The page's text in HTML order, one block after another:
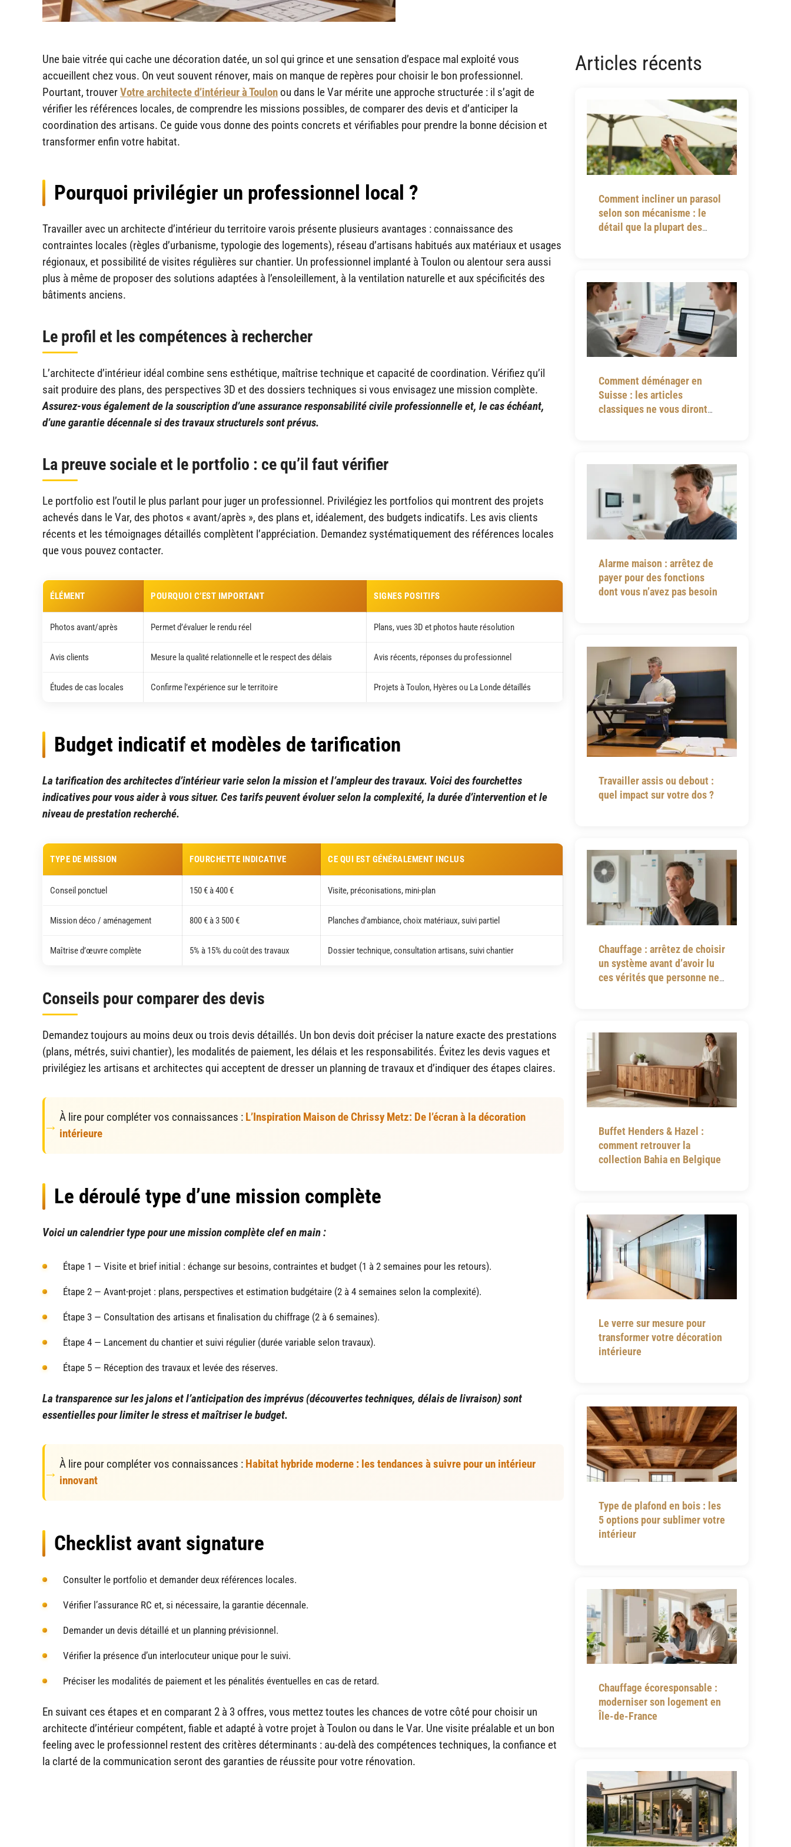
Une baie vitrée qui cache une décoration datée, un sol qui grince et une sensation d’espace mal exploité vous
accueillent chez vous. On veut souvent rénover, mais on manque de repères pour choisir le bon professionnel.
Pourtant, trouverVotre architecte d’intérieur à Toulon ou dans le Var mérite une approche structurée : il s’agit de
vérifier les références locales, de comprendre les missions possibles, de comparer des devis et d’anticiper la
coordination des artisans. Ce guide vous donne des points concrets et vérifiables pour prendre la bonne décision et
transformer enfin votre habitat.
Pourquoi privilégier un professionnel local ?
Travailler avec un architecte d’intérieur du territoire varois présente plusieurs avantages : connaissance des
contraintes locales (règles d’urbanisme, typologie des logements), réseau d’artisans habitués aux matériaux et usages
régionaux, et possibilité de visites régulières sur chantier. Un professionnel implanté à Toulon ou alentour sera aussi
plus à même de proposer des solutions adaptées à l’ensoleillement, à la ventilation naturelle et aux spécificités des
bâtiments anciens.
Le profil et les compétences à rechercher
L’architecte d’intérieur idéal combine sens esthétique, maîtrise technique et capacité de coordination. Vérifiez qu’il
sait produire des plans, des perspectives 3D et des dossiers techniques si vous envisagez une mission complète.
Assurez-vous également de la souscription d’une assurance responsabilité civile professionnelle et, le cas échéant,
d’une garantie décennale si des travaux structurels sont prévus.
La preuve sociale et le portfolio : ce qu’il faut vérifier
Le portfolio est l’outil le plus parlant pour juger un professionnel. Privilégiez les portfolios qui montrent des projets
achevés dans le Var, des photos « avant/après », des plans et, idéalement, des budgets indicatifs. Les avis clients
récents et les témoignages détaillés complètent l’appréciation. Demandez systématiquement des références locales
que vous pouvez contacter.
ÉLÉMENT POURQUOI C’EST IMPORTANT SIGNES POSITIFS
Photos avant/après Permet d’évaluer le rendu réel Plans, vues 3D et photos haute résolution
Avis clients Mesure la qualité relationnelle et le respect des délais Avis récents, réponses du professionnel
Études de cas locales Confirme l’expérience sur le territoire Projets à Toulon, Hyères ou La Londe détaillés
Budget indicatif et modèles de tarification
La tarification des architectes d’intérieur varie selon la mission et l’ampleur des travaux. Voici des fourchettes
indicatives pour vous aider à vous situer. Ces tarifs peuvent évoluer selon la complexité, la durée d’intervention et le
niveau de prestation recherché.
TYPE DE MISSION FOURCHETTE INDICATIVE CE QUI EST GÉNÉRALEMENT INCLUS
Conseil ponctuel 150 € à 400 € Visite, préconisations, mini-plan
Mission déco / aménagement 800 € à 3 500 € Planches d’ambiance, choix matériaux, suivi partiel
Maîtrise d’œuvre complète 5% à 15% du coût des travaux Dossier technique, consultation artisans, suivi chantier
Conseils pour comparer des devis
Demandez toujours au moins deux ou trois devis détaillés. Un bon devis doit préciser la nature exacte des prestations
(plans, métrés, suivi chantier), les modalités de paiement, les délais et les responsabilités. Évitez les devis vagues et
privilégiez les artisans et architectes qui acceptent de dresser un planning de travaux et d’indiquer des étapes claires.
À lire pour compléter vos connaissances : L’Inspiration Maison de Chrissy Metz: De l’écran à la décoration
intérieure
Le déroulé type d’une mission complète
Voici un calendrier type pour une mission complète clef en main :
Étape 1 — Visite et brief initial : échange sur besoins, contraintes et budget (1 à 2 semaines pour les retours).
Étape 2 — Avant-projet : plans, perspectives et estimation budgétaire (2 à 4 semaines selon la complexité).
Étape 3 — Consultation des artisans et finalisation du chiffrage (2 à 6 semaines).
Étape 4 — Lancement du chantier et suivi régulier (durée variable selon travaux).
Étape 5 — Réception des travaux et levée des réserves.
La transparence sur les jalons et l’anticipation des imprévus (découvertes techniques, délais de livraison) sont
essentielles pour limiter le stress et maîtriser le budget.
À lire pour compléter vos connaissances : Habitat hybride moderne : les tendances à suivre pour un intérieur
innovant
Checklist avant signature
Consulter le portfolio et demander deux références locales.
Vérifier l’assurance RC et, si nécessaire, la garantie décennale.
Demander un devis détaillé et un planning prévisionnel.
Vérifier la présence d’un interlocuteur unique pour le suivi.
Préciser les modalités de paiement et les pénalités éventuelles en cas de retard.
En suivant ces étapes et en comparant 2 à 3 offres, vous mettez toutes les chances de votre côté pour choisir un
architecte d’intérieur compétent, fiable et adapté à votre projet à Toulon ou dans le Var. Une visite préalable et un bon
feeling avec le professionnel restent des critères déterminants : au-delà des compétences techniques, la confiance et
la clarté de la communication seront des garanties de réussite pour votre rénovation.
Articles récents
Comment incliner un parasol
selon son mécanisme : le
détail que la plupart des
Comment déménager en
Suisse : les articles
classiques ne vous diront
Alarme maison : arrêtez de
payer pour des fonctions
dont vous n’avez pas besoin
Travailler assis ou debout :
quel impact sur votre dos ?
Chauffage : arrêtez de choisir
un système avant d’avoir lu
ces vérités que personne ne
Buffet Henders & Hazel :
comment retrouver la
collection Bahia en Belgique
Le verre sur mesure pour
transformer votre décoration
intérieure
Type de plafond en bois : les
5 options pour sublimer votre
intérieur
Chauffage écoresponsable :
moderniser son logement en
Île-de-France